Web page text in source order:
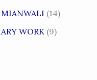
MIANWALI (14)
WORK(9)